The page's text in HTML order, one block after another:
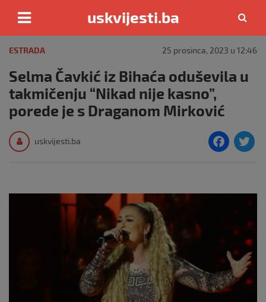
content
uskvijesti.ba
ESTRADA 25 prosinca, 2023 u 12:46
Selma Čavkić iz Bihaća oduševila u
takmičenju “Nikad nije kasno”,
porede je s Draganom Mirković
uskvijesti.ba
F
e
o
o
k